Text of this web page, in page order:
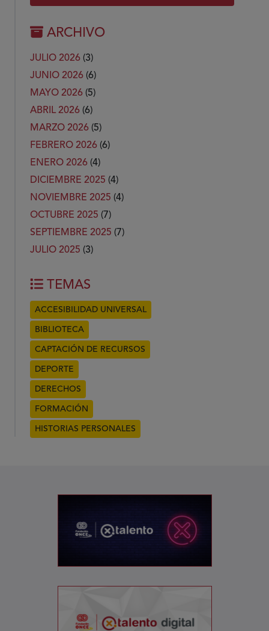
ARCHIVO
JULIO 2026 (3)
JUNIO 2026 (6)
MAYO 2026 (5)
ABRIL 2026 (6)
MARZO 2026 (5)
FEBRERO 2026 (6)
ENERO 2026 (4)
DICIEMBRE 2025 (4)
NOVIEMBRE 2025 (4)
OCTUBRE 2025 (7)
SEPTIEMBRE 2025 (7)
JULIO 2025 (3)
TEMAS
ACCESIBILIDAD UNIVERSAL
BIBLIOTECA
CAPTACIÓN DE RECURSOS
DEPORTE
DERECHOS
FORMACIÓN
HISTORIAS PERSONALES